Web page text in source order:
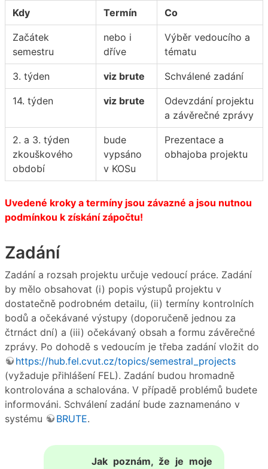
Kdy Termín Co
Začátek
semestru
nebo i
dříve
Výběr vedoucího a
tématu
3. týden viz brute Schválené zadání
14. týden viz brute
Odevzdání projektu
a závěrečné zprávy
2. a 3. týden
zkouškového
období
bude
vypsáno
v KOSu
Prezentace a
obhajoba projektu
Uvedené kroky a termíny jsou závazné a jsou nutnou
podmínkou k získání zápočtu!
Zadání
Zadání a rozsah projektu určuje vedoucí práce. Zadání
by mělo obsahovat (i) popis výstupů projektu v
dostatečně podrobném detailu, (ii) termíny kontrolních
bodů a očekávané výstupy (doporučeně jednou za
čtrnáct dní) a (iii) očekávaný obsah a formu závěrečné
zprávy. Po dohodě s vedoucím je třeba zadání vložit do
https://hub.fel.cvut.cz/topics/semestral_projects
(vyžaduje přihlášení FEL). Zadání budou hromadně
kontrolována a schalována. V případě problémů budete
informováni. Schválení zadání bude zaznamenáno v
systému
BRUTE.
Jak poznám, že je moje